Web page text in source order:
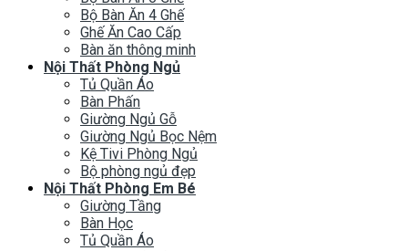
Bộ Bàn Ăn 4 Ghế
Ghế Ăn Cao Cấp
Bàn ăn thông minh
Nội Thất Phòng Ngủ
Tủ Quần Áo
Bàn Phấn
Giường Ngủ Gỗ
Giường Ngủ Bọc Nệm
Kệ Tivi Phòng Ngủ
Bộ phòng ngủ đẹp
Nội Thất Phòng Em Bé
Giường Tầng
Bàn Học
Tủ Quần Áo